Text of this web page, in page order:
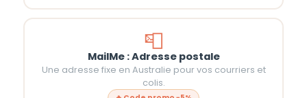
📮
MailMe : Adresse postale
Une adresse fixe en Australie pour vos courriers et
colis.